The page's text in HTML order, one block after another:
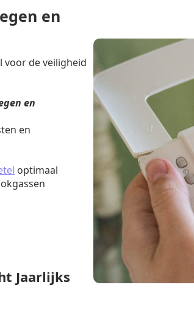
en
voor de veiligheid
en
en
optimaal
Jaarlijks